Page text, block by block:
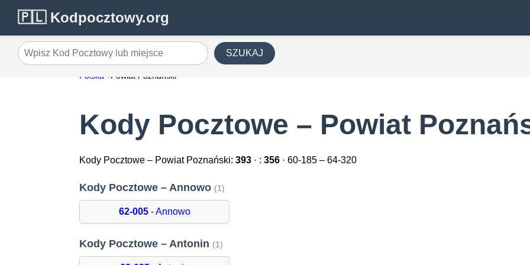
🇵🇱 Kodpocztowy.org
Wpisz Kod Pocztowy lub miejsce SZUKAJ
Polska Powiat Poznański
Kody Pocztowe – Powiat
Kody Pocztowe – Powiat Poznański:393 · :356 · 60-185 – 64-320
Kody Pocztowe – Annowo (1)
62-005- Annowo
Kody Pocztowe – Antonin (1)